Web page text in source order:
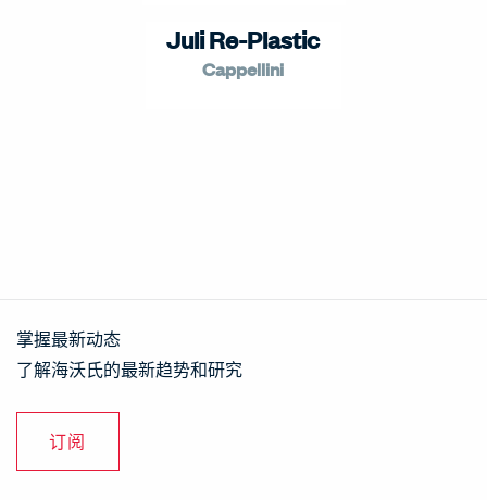
Juli Re-Plastic
Cappellini
掌握最新动态
了解海沃氏的最新趋势和研究
订阅